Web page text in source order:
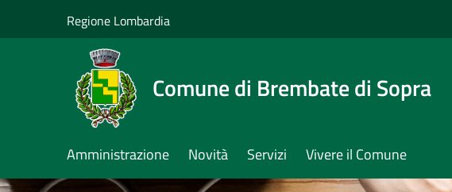
Regione Lombardia
Comune di Brembate di Sopra
Amministrazione Novità Servizi Vivere il Comune